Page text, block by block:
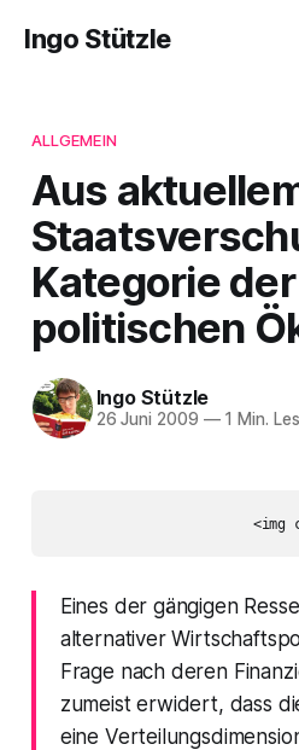
Ingo Stützle
ALLGEMEIN
Aus
Kategorie
politischen
Ingo Stützle
26 Juni 2009 —1 Min.
Eines der gängigen
alternativer
Frage nach deren
zumeist erwidert, dass
eine